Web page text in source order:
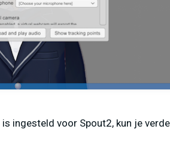
ingesteld voor Spout2, kun je